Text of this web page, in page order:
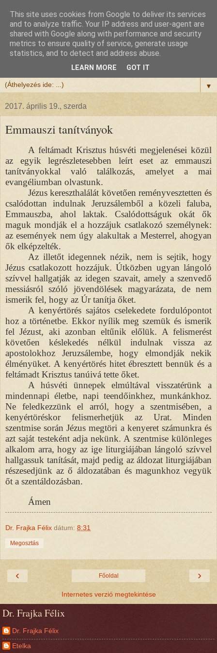
Félix atya
Szeretettel köszöntöm a honlapomra ellátogatót.
▼
2017. április 19., szerda
Emmauszi tanítványok
A feltámadt Krisztus húsvéti megjelenései közül
az egyik legrészletesebben leírt eset az emmauszi
tanítványokkal való találkozás, amelyet a mai
evangéliumban olvastunk.
Jézus kereszthalálát követően reményvesztetten és
csalódottan indulnak Jeruzsálemből a közeli faluba,
Emmauszba, ahol laktak. Csalódottságuk okát ők
maguk mondják el a hozzájuk csatlakozó személynek:
az események nem úgy alakultak a Mesterrel, ahogyan
ők elképzelték.
Az illetőt idegennek nézik, nem is sejtik, hogy
Jézus csatlakozott hozzájuk. Útközben ugyan lángoló
szívvel hallgatják az idegen szavait, amely a szenvedő
messiásról szóló jövendölések magyarázata, de nem
ismerik fel, hogy az Úr tanítja őket.
A kenyértörés sajátos cselekedete fordulópontot
hoz a történetbe. Ekkor nyílik meg szemük és ismerik
fel Jézust, aki azonban eltűnik előlük. A felismerést
követően késlekedés nélkül indulnak vissza az
apostolokhoz Jeruzsálembe, hogy elmondják nekik
élményüket. A kenyértörés hitet ébresztett bennük és a
feltámadt Krisztus tanúivá tette őket.
A húsvéti ünnepek elmúltával visszatérünk a
mindennapi életbe, napi teendőinkhez, munkánkhoz.
Ne feledkezzünk el arról, hogy a szentmisében, a
kenyértöréskor felismerhetjük az Urat. Minden
szentmise során Jézus megtöri a kenyeret számunkra és
azt saját testeként adja nekünk. A szentmise különleges
alkalom arra, hogy az ige liturgiájában lángoló szívvel
hallgassuk tanítását, majd pedig az áldozat liturgiájában
részesedjünk az ő áldozatában és magunkhoz vegyük
őt a szentáldozásban.
Ámen
Dr. Frajka Félix dátum: 8:31
Megosztás
‹ ›
Főoldal
Internetes verzió megtekintése
Dr. Frajka Félix
Dr. Frajka Félix
Etelka
This site uses cookies from Google to deliver its services
and to analyze traffic. Your IP address and user-agent are
shared with Google along with performance and security
metrics to ensure quality of service, generate usage
statistics, and to detect and address abuse.
LEARN MORE GOT IT